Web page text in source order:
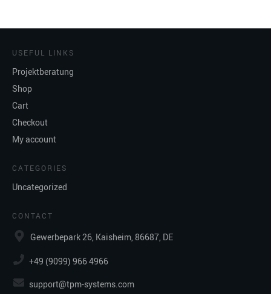
USEFUL LINKS
Projektberatung
Shop
Cart
Checkout
My account
CATEGORIES
Uncategorized
CONTACT
Gewerbepark 26, Kaisheim, 86687, DE
+49 (9099) 966 4966
support@tpm-systems.com